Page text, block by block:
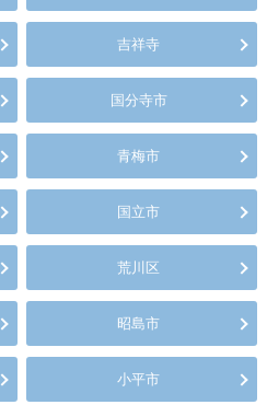
吉祥寺
国分寺市
青梅市
国立市
荒川区
昭島市
小平市